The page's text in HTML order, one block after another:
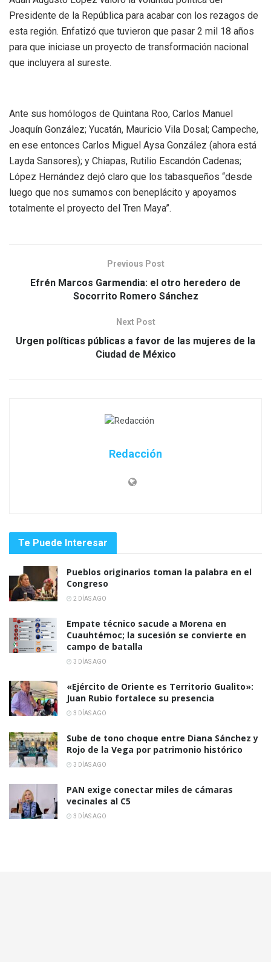
Presidente de la República para acabar con los rezagos de
esta región. Enfatizó que tuvieron que pasar 2 mil 18 años
para que iniciase un proyecto de transformación nacional
que incluyera al sureste.
Ante sus homólogos de Quintana Roo, Carlos Manuel
Joaquín González; Yucatán, Mauricio Vila Dosal; Campeche,
en ese entonces Carlos Miguel Aysa González (ahora está
Layda Sansores); y Chiapas, Rutilio Escandón Cadenas;
López Hernández dejó claro que los tabasqueños “desde
luego que nos sumamos con beneplácito y apoyamos
totalmente el proyecto del Tren Maya”.
Previous Post
Efrén Marcos Garmendia: el otro heredero de
Socorrito Romero Sánchez
Next Post
Urgen políticas públicas a favor de las mujeres de la
Ciudad de México
Redacción
Te Puede Interesar
Pueblos originarios toman la palabra en el
Congreso
2 DÍAS AGO
Empate técnico sacude a Morena en
Cuauhtémoc; la sucesión se convierte en
campo de batalla
3 DÍAS AGO
«Ejército de Oriente es Territorio Gualito»:
Juan Rubio fortalece su presencia
3 DÍAS AGO
Sube de tono choque entre Diana Sánchez y
Rojo de la Vega por patrimonio histórico
3 DÍAS AGO
PAN exige conectar miles de cámaras
vecinales al C5
3 DÍAS AGO